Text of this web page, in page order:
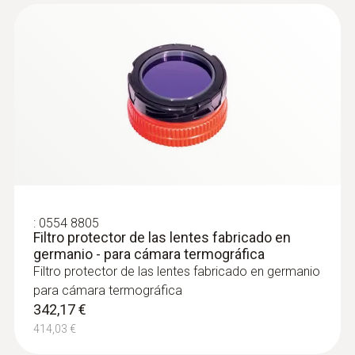
Prevención de la formación de
Localización rápida y sencilla de lugares
con riesgo de formación de moho: En la
Fácil revisión de calefacciones
e instalaciones
: 0554 8805
Filtro protector de las lentes fabricado en
germanio - para cámara termográfica
Filtro protector de las lentes fabricado en germanio
para cámara termográfica
342,17 €
414,03 €